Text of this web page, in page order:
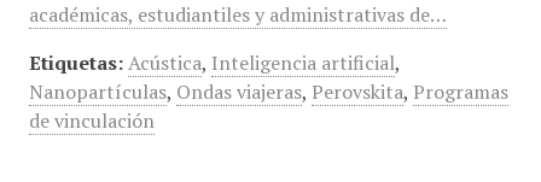
académicas, estudiantiles y administrativas de…
Etiquetas: Acústica, Inteligencia artificial,
Nanopartículas, Ondas viajeras, Perovskita, Programas
de vinculación